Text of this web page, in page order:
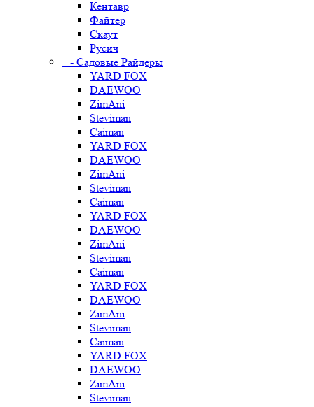
Кентавр
Файтер
Скаут
Русич
- Садовые Райдеры
YARD FOX
DAEWOO
ZimAni
Steviman
Caiman
YARD FOX
DAEWOO
ZimAni
Steviman
Caiman
YARD FOX
DAEWOO
ZimAni
Steviman
Caiman
YARD FOX
DAEWOO
ZimAni
Steviman
Caiman
YARD FOX
DAEWOO
ZimAni
Steviman